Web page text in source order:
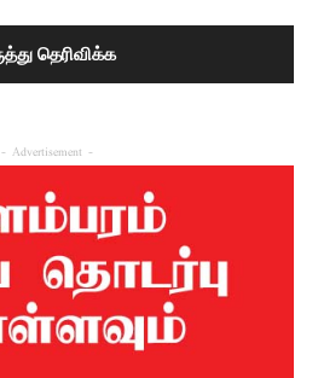
- Advertisement -